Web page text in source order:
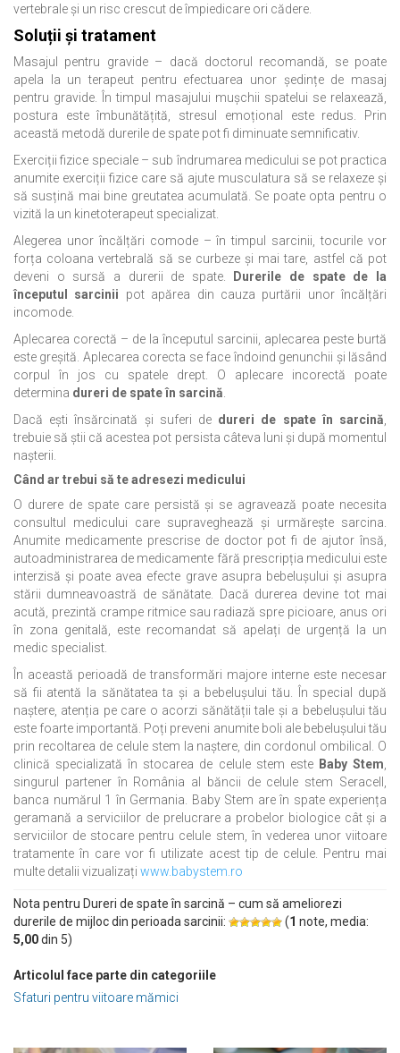
vertebrale și un risc crescut de împiedicare ori cădere.
Soluții și tratament
Masajul pentru gravide – dacă doctorul recomandă, se poate
apela la un terapeut pentru efectuarea unor ședințe de masaj
pentru gravide. În timpul masajului mușchii spatelui se relaxează,
postura este îmbunătățită, stresul emoțional este redus. Prin
această metodă durerile de spate pot fi diminuate semnificativ.
Exerciții fizice speciale – sub îndrumarea medicului se pot practica
anumite exerciții fizice care să ajute musculatura să se relaxeze și
să susțină mai bine greutatea acumulată. Se poate opta pentru o
vizită la un kinetoterapeut specializat.
Alegerea unor încălțări comode – în timpul sarcinii, tocurile vor
forța coloana vertebrală să se curbeze și mai tare, astfel că pot
deveni o sursă a durerii de spate.
Durerile de spate de la
începutul sarcinii pot apărea din cauza purtării unor încălțări
incomode.
Aplecarea corectă – de la începutul sarcinii, aplecarea peste burtă
este greșită. Aplecarea corecta se face îndoind genunchii și lăsând
corpul în jos cu spatele drept. O aplecare incorectă poate
determina dureri de spate în sarcină
Dacă ești însărcinată și suferi de dureri de spate în sarcină
trebuie să știi că acestea pot persista câteva luni și după momentul
nașterii.
Când ar trebui să te adresezi medicului
O durere de spate care persistă și se agravează poate necesita
consultul medicului care supraveghează și urmărește sarcina.
Anumite medicamente prescrise de doctor pot fi de ajutor însă,
autoadministrarea de medicamente fără prescripția medicului este
interzisă și poate avea efecte grave asupra bebelușului și asupra
stării dumneavoastră de sănătate. Dacă durerea devine tot mai
acută, prezintă crampe ritmice sau radiază spre picioare, anus ori
în zona genitală, este recomandat să apelați de urgență la un
medic specialist.
În această perioadă de transformări majore interne este necesar
să fii atentă la sănătatea ta și a bebelușului tău. În special după
naștere, atenția pe care o acorzi sănătății tale și a bebelușului tău
este foarte importantă. Poți preveni anumite boli ale bebelușului tău
prin recoltarea de celule stem la naștere, din cordonul ombilical. O
clinică specializată în stocarea de celule stem este Baby Stem
singurul partener în România al băncii de celule stem Seracell,
banca numărul 1 în Germania. Baby Stem are în spate experiența
geramană a serviciilor de prelucrare a probelor biologice cât și a
serviciilor de stocare pentru celule stem, în vederea unor viitoare
tratamente în care vor fi utilizate acest tip de celule. Pentru mai
multe detalii vizualizați www.babystem.ro
Nota pentru Dureri de spate în sarcină – cum să ameliorezi
durerile de mijloc din perioada sarcinii:
(1 note, media:
5,00din 5)
Articolul face parte din categoriile
Sfaturi pentru viitoare mămici